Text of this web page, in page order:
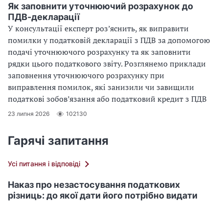
Як заповнити уточнюючий розрахунок до
ПДВ-декларації
У консультації експерт роз’яснить, як виправити
помилки у податковій декларації з ПДВ за допомогою
подачі уточнюючого розрахунку та як заповнити
рядки цього податкового звіту. Розглянемо приклади
заповнення уточнюючого розрахунку при
виправлення помилок, які занизили чи завищили
податкові зобов’язання або податковий кредит з ПДВ
23 липня 2026 102130
Гарячі запитання
Усі питання і відповіді
Наказ про незастосування податкових
різниць: до якої дати його потрібно видати